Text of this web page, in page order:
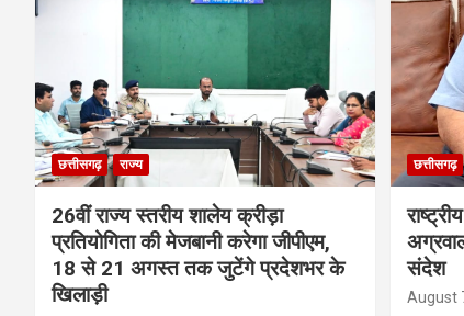
छत्तीसगढ़ राज्य
26वीं राज्य स्तरीय शालेय क्रीड़ा
प्रतियोगिता की मेजबानी करेगा जीपीएम,
18 से 21 अगस्त तक जुटेंगे प्रदेशभर के
खिलाड़ी
छत्तीसगढ़
संदेश
August